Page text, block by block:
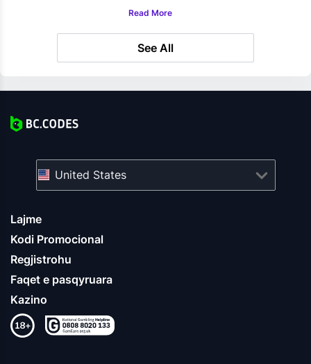
Read More
See All
Lajme
Kodi Promocional
Regjistrohu
Faqet e pasqyruara
Kazino
United States